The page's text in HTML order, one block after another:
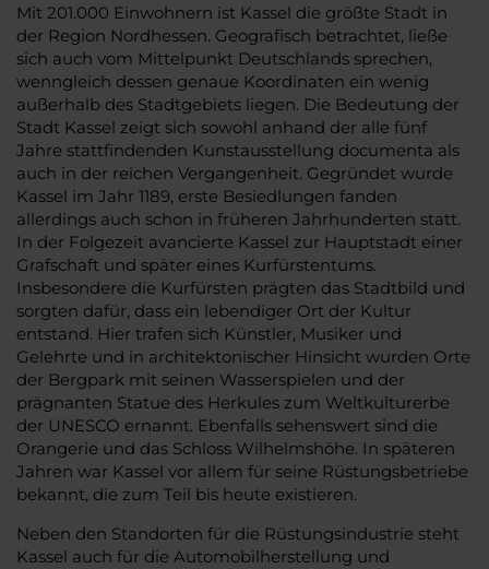
Mit 201.000 Einwohnern ist Kassel die größte Stadt in
der Region Nordhessen. Geografisch betrachtet, ließe
sich auch vom Mittelpunkt Deutschlands sprechen,
wenngleich dessen genaue Koordinaten ein wenig
außerhalb des Stadtgebiets liegen. Die Bedeutung der
Stadt Kassel zeigt sich sowohl anhand der alle fünf
Jahre stattfindenden Kunstausstellung documenta als
auch in der reichen Vergangenheit. Gegründet wurde
Kassel im Jahr 1189, erste Besiedlungen fanden
allerdings auch schon in früheren Jahrhunderten statt.
In der Folgezeit avancierte Kassel zur Hauptstadt einer
Grafschaft und später eines Kurfürstentums.
Insbesondere die Kurfürsten prägten das Stadtbild und
sorgten dafür, dass ein lebendiger Ort der Kultur
entstand. Hier trafen sich Künstler, Musiker und
Gelehrte und in architektonischer Hinsicht wurden Orte
der Bergpark mit seinen Wasserspielen und der
prägnanten Statue des Herkules zum Weltkulturerbe
der UNESCO ernannt. Ebenfalls sehenswert sind die
Orangerie und das Schloss Wilhelmshöhe. In späteren
Jahren war Kassel vor allem für seine Rüstungsbetriebe
bekannt, die zum Teil bis heute existieren.
Neben den Standorten für die Rüstungsindustrie steht
Kassel auch für die Automobilherstellung und